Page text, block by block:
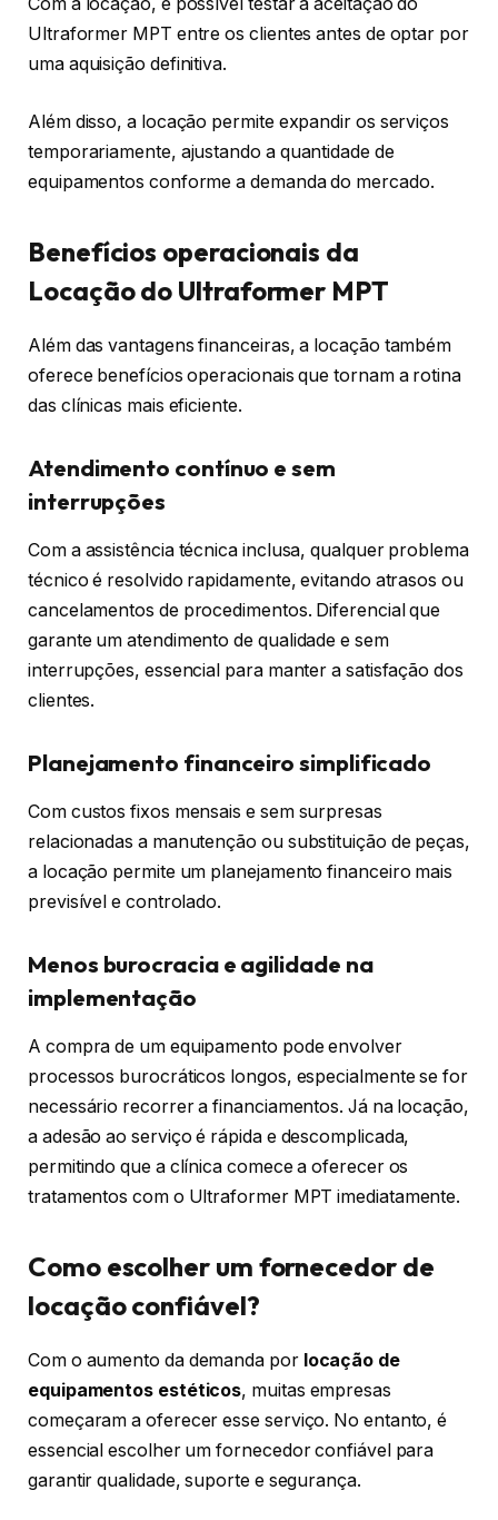
Com a locação, é possível testar a aceitação do
Ultraformer MPT entre os clientes antes de optar por
uma aquisição definitiva.
Além disso, a locação permite expandir os serviços
temporariamente, ajustando a quantidade de
equipamentos conforme a demanda do mercado.
Benefícios operacionais da
Locação do Ultraformer MPT
Além das vantagens financeiras, a locação também
oferece benefícios operacionais que tornam a rotina
das clínicas mais eficiente.
Atendimento contínuo e sem
interrupções
Com a assistência técnica inclusa, qualquer problema
técnico é resolvido rapidamente, evitando atrasos ou
cancelamentos de procedimentos. Diferencial que
garante um atendimento de qualidade e sem
interrupções, essencial para manter a satisfação dos
clientes.
Planejamento financeiro simplificado
Com custos fixos mensais e sem surpresas
relacionadas a manutenção ou substituição de peças,
a locação permite um planejamento financeiro mais
previsível e controlado.
Menos burocracia e agilidade na
implementação
A compra de um equipamento pode envolver
processos burocráticos longos, especialmente se for
necessário recorrer a financiamentos. Já na locação,
a adesão ao serviço é rápida e descomplicada,
permitindo que a clínica comece a oferecer os
tratamentos com o Ultraformer MPT imediatamente.
Como escolher um fornecedor de
locação confiável?
Com o aumento da demanda por locação de
equipamentos estéticos, muitas empresas
começaram a oferecer esse serviço. No entanto, é
essencial escolher um fornecedor confiável para
garantir qualidade, suporte e segurança.